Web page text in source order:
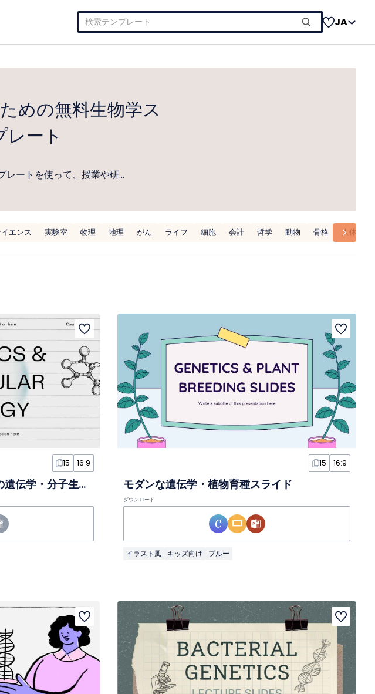
検
索:
JA
めの無料生物学ス
ート
レートを使って、授業や研…
エンス 実験室 物理 地理 がん ライフ 細胞 会計 哲学 動物 骨格 人体
15 16:9
ミニマルなグラデーションの遺伝学・分子生物学スライド
15 16:9
モダンな遺伝学・植物育種スライド
ダウンロード
イラスト風 キッズ向け ブルー